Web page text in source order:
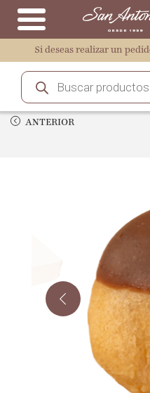
Si deseas realizar un
ANTERIOR